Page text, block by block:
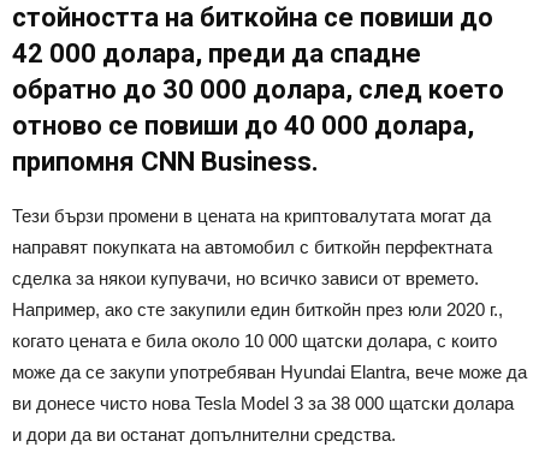
стойността на биткойна се повиши до
42 000 долара, преди да спадне
обратно до 30 000 долара, след което
отново се повиши до 40 000 долара,
припомня CNN Business.
Тези бързи промени в цената на криптовалутата могат да
направят покупката на автомобил с биткойн перфектната
сделка за някои купувачи, но всичко зависи от времето.
Например, ако сте закупили един биткойн през юли 2020 г.,
когато цената е била около 10 000 щатски долара, с които
може да се закупи употребяван Hyundai Elantra, вече може да
ви донесе чисто нова Tesla Model 3 за 38 000 щатски долара
и дори да ви останат допълнителни средства.